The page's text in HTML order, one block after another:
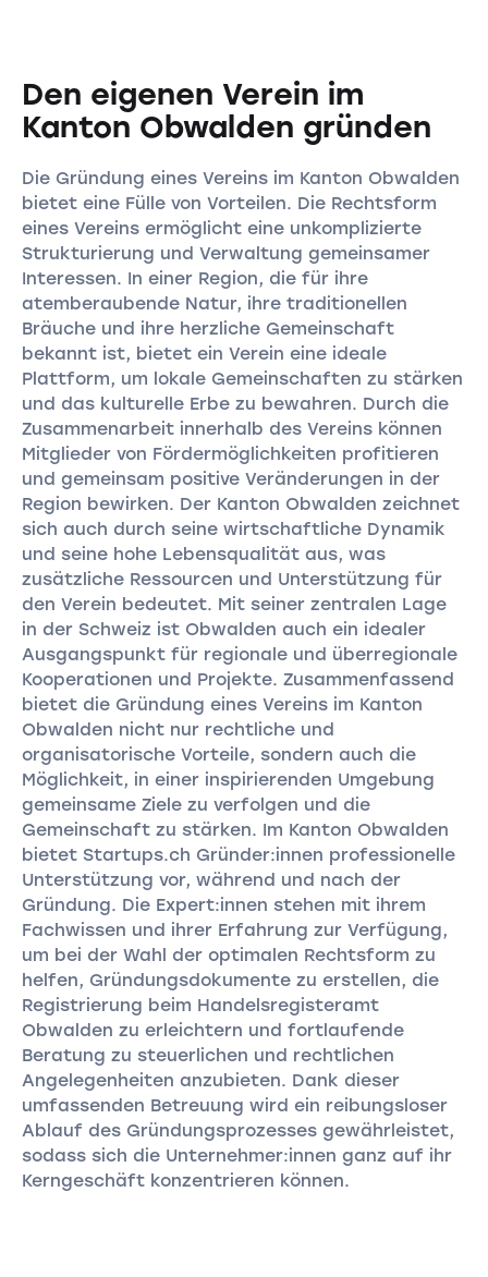
Den eigenen Verein im
Kanton Obwalden gründen
Die Gründung eines Vereins im Kanton Obwalden
bietet eine Fülle von Vorteilen. Die Rechtsform
eines Vereins ermöglicht eine unkomplizierte
Strukturierung und Verwaltung gemeinsamer
Interessen. In einer Region, die für ihre
atemberaubende Natur, ihre traditionellen
Bräuche und ihre herzliche Gemeinschaft
bekannt ist, bietet ein Verein eine ideale
Plattform, um lokale Gemeinschaften zu stärken
und das kulturelle Erbe zu bewahren. Durch die
Zusammenarbeit innerhalb des Vereins können
Mitglieder von Fördermöglichkeiten profitieren
und gemeinsam positive Veränderungen in der
Region bewirken. Der Kanton Obwalden zeichnet
sich auch durch seine wirtschaftliche Dynamik
und seine hohe Lebensqualität aus, was
zusätzliche Ressourcen und Unterstützung für
den Verein bedeutet. Mit seiner zentralen Lage
in der Schweiz ist Obwalden auch ein idealer
Ausgangspunkt für regionale und überregionale
Kooperationen und Projekte. Zusammenfassend
bietet die Gründung eines Vereins im Kanton
Obwalden nicht nur rechtliche und
organisatorische Vorteile, sondern auch die
Möglichkeit, in einer inspirierenden Umgebung
gemeinsame Ziele zu verfolgen und die
Gemeinschaft zu stärken. Im Kanton Obwalden
bietet Startups.ch Gründer:innen professionelle
Unterstützung vor, während und nach der
Gründung. Die Expert:innen stehen mit ihrem
Fachwissen und ihrer Erfahrung zur Verfügung,
um bei der Wahl der optimalen Rechtsform zu
helfen, Gründungsdokumente zu erstellen, die
Registrierung beim Handelsregisteramt
Obwalden zu erleichtern und fortlaufende
Beratung zu steuerlichen und rechtlichen
Angelegenheiten anzubieten. Dank dieser
umfassenden Betreuung wird ein reibungsloser
Ablauf des Gründungsprozesses gewährleistet,
sodass sich die Unternehmer:innen ganz auf ihr
Kerngeschäft konzentrieren können.